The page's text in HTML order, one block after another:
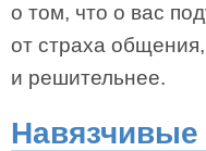
о том, что о вас
от страха
и решительнее.